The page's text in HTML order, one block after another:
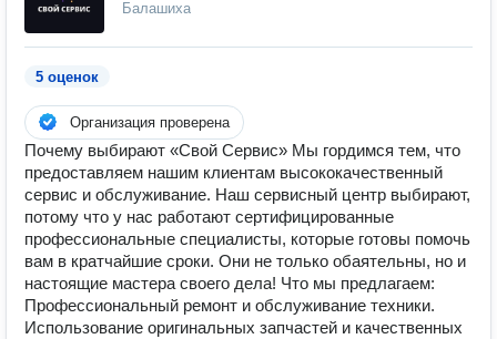
Балашиха
5 оценок
Организация проверена
Почему выбирают «Свой Сервис» Мы гордимся тем, что
предоставляем нашим клиентам высококачественный
сервис и обслуживание. Наш сервисный центр выбирают,
потому что у нас работают сертифицированные
профессиональные специалисты, которые готовы помочь
вам в кратчайшие сроки. Они не только обаятельны, но и
настоящие мастера своего дела! Что мы предлагаем:
Профессиональный ремонт и обслуживание техники.
Использование оригинальных запчастей и качественных